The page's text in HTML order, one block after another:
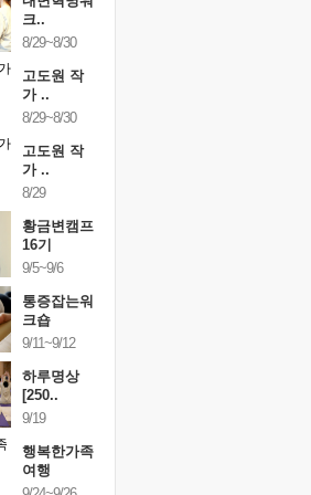
크..
8/29~8/30
고도원 작
가 ..
8/29~8/30
고도원 작
가 ..
8/29
황금변캠프
16기
9/5~9/6
통증잡는워
크숍
9/11~9/12
하루명상
[250..
9/19
행복한가족
여행